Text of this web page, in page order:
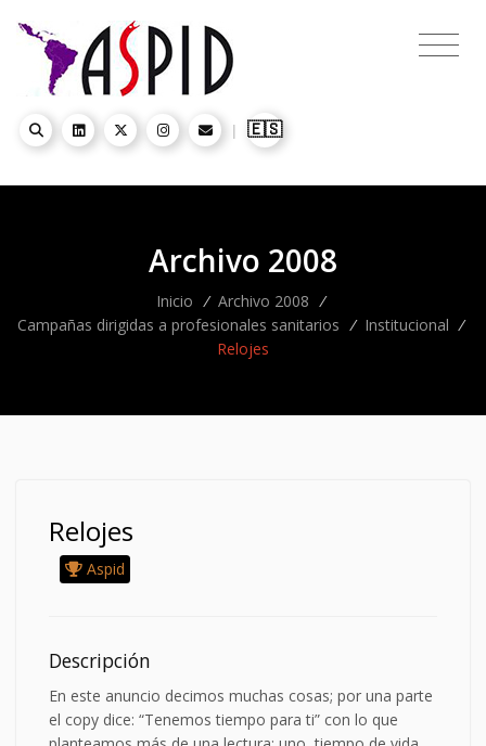
| 🇪🇸
Archivo 2008
Inicio / Archivo 2008 /
Campañas dirigidas a profesionales sanitarios / Institucional /
Relojes
Relojes
Aspid
Descripción
En este anuncio decimos muchas cosas; por una parte
el copy dice: “Tenemos tiempo para ti” con lo que